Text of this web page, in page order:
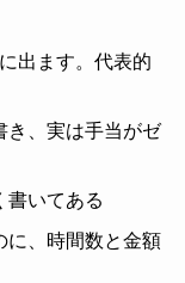
出ます。代表的
き、実は手当がゼ
書いてある
に、時間数と金額